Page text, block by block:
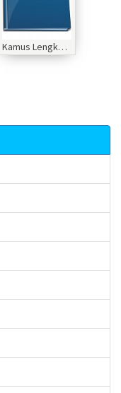
Kamus Lengkap 50 trilyun inggris-indonesia